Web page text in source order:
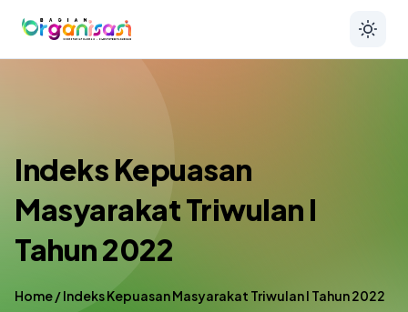
Indeks Kepuasan
Masyarakat Triwulan I
Tahun 2022
Home/Indeks Kepuasan Masyarakat Triwulan I Tahun 2022